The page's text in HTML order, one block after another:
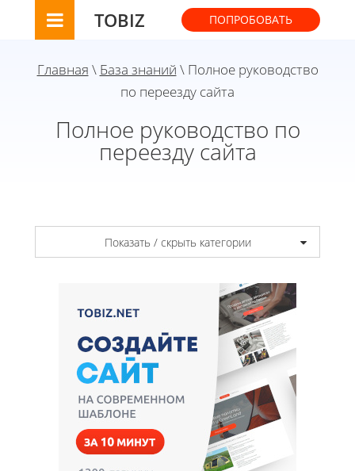
TOBIZ ПОПРОБОВАТЬ
Главная \ База знаний \ Полное руководство
по переезду сайта
Полное руководство по
переезду сайта
Показать / скрыть категории